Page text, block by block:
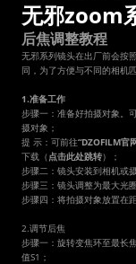
无邪zoom
后焦调整教程
无邪系列镜头在出厂前会按
同，为了方便与不同的相机
1.准备工作
步骤一：准备好拍摄对象。
摄对象；
提 示：可前往“DZOFILM官
下载（点击此处跳转）；
步骤二：镜头安装到相机或
步骤三：镜头调整为最大光
步骤四：将拍摄对象放置在
2.调节后焦
步骤一：旋转变焦环至最长
值S1；